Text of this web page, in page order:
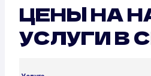
ЦЕНЫ НА
УСЛУГИ В